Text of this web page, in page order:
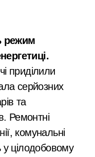
режим
приділили
серйозних
та
Ремонтні
комунальні
цілодобовому